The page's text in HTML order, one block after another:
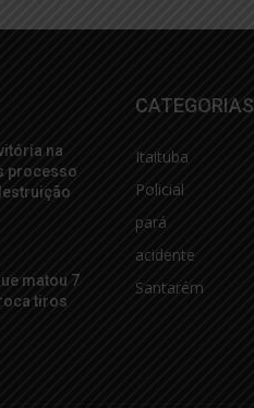
na
processo
matou 7
tiros
CATEGORIAS
Itaituba
Policial
pará
acidente
Santarém